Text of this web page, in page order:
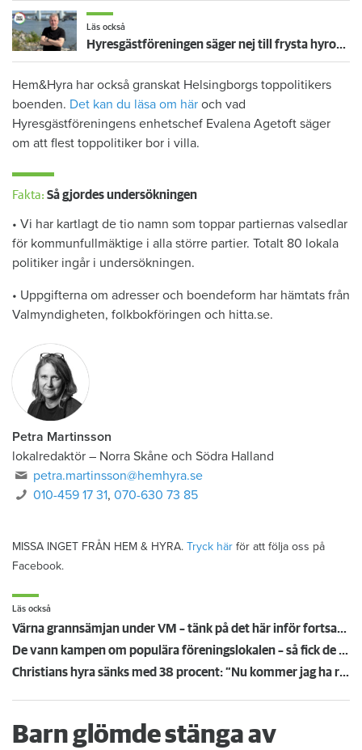
Läs också
Hyresgästföreningen säger nej till frysta hyror: ”Får inte bli en bricka i ett politiskt spel”
Hem&Hyra har också granskat Helsingborgs toppolitikers
boenden. Det kan du läsa om här och vad
Hyresgästföreningens enhetschef Evalena Agetoft säger
om att flest toppolitiker bor i villa.
Fakta: Så gjordes undersökningen
• Vi har kartlagt de tio namn som toppar partiernas valsedlar
för kommunfullmäktige i alla större partier. Totalt 80 lokala
politiker ingår i undersökningen.
• Uppgifterna om adresser och boendeform har hämtats från
Valmyndigheten, folkbokföringen och hitta.se.
Petra Martinsson
lokalredaktör – Norra Skåne och Södra Halland
petra.martinsson@hemhyra.se
010-459 17 31,070-630 73 85
MISSA INGET FRÅN HEM & HYRA. Tryck här för att följa oss på
Facebook.
Läs också
Värna grannsämjan under VM – tänk på det här inför fortsatta nattmatcher
De vann kampen om populära föreningslokalen – så fick de Övikshem att riva uppsägningen
Christians hyra sänks med 38 procent: ”Nu kommer jag ha råd att ta körkort”
Barn glömde stänga av